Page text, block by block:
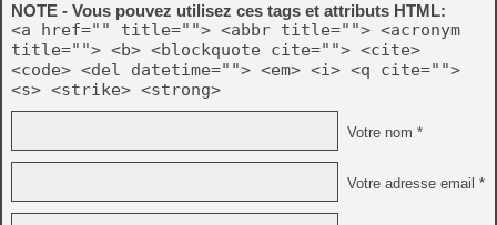
NOTE - Vous pouvez utilisez ces tags et attributs HTML:
<a href="" title=""> <abbr title=""> <acronym
title=""> <b> <blockquote cite=""> <cite>
<code> <del datetime=""> <em> <i> <q cite="">
<s> <strike> <strong>
Votre nom *
Votre adresse email *